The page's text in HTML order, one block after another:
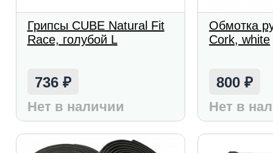
Грипсы CUBE Natural Fit
Race, голубой L
736 ₽
Нет в наличии
Обмотка
Cork, white
800₽
Нет в